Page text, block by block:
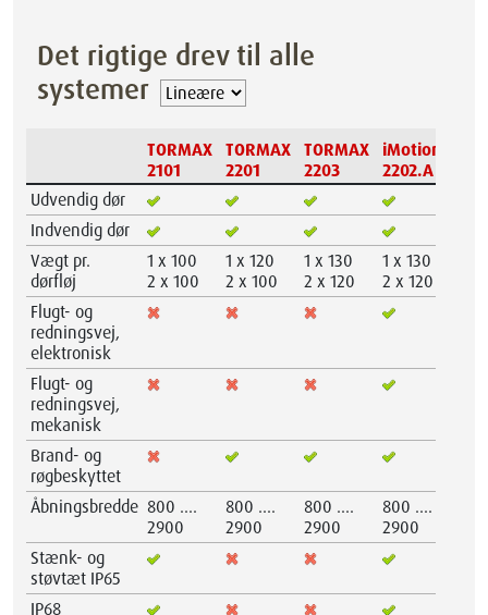
Det rigtige drev til alle
systemer
TORMAX
2101
TORMAX
2201
TORMAX
2203
iMotion®
2202.A
Udvendig dør
Indvendig dør
Vægt pr.
dørfløj
1 x 100
2 x 100
1 x 120
2 x 100
1 x 130
2 x 120
1 x 130
2 x 120
Flugt- og
redningsvej,
elektronisk
Flugt- og
redningsvej,
mekanisk
Brand- og
røgbeskyttet
Åbningsbredde 800 ....
2900
800 ....
2900
800 ....
2900
800 ....
2900
Stænk- og
støvtæt IP65
IP68